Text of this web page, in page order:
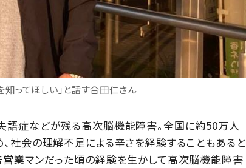
知ってほしい」と話す合田仁さん
語症などが残る高次脳機能障害。全国に約50万人
社会の理解不足による辛さを経験することもあると
営業マンだった頃の経験を生かして高次脳機能障害